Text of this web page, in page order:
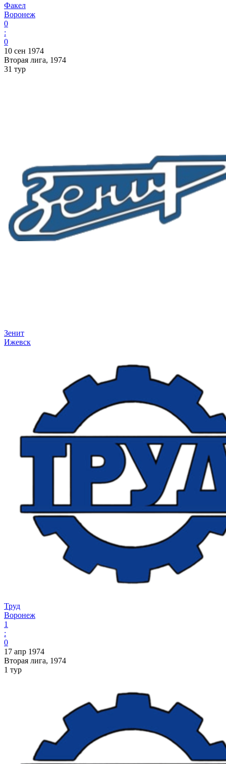
Факел
Воронеж
0
:
0
10 сен 1974
Вторая лига, 1974
31 тур
Зенит
Ижевск
Труд
Воронеж
1
:
0
17 апр 1974
Вторая лига, 1974
1 тур